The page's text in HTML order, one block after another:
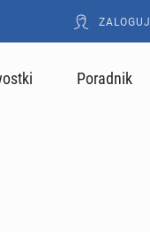
ZALOGUJ
Poradnik